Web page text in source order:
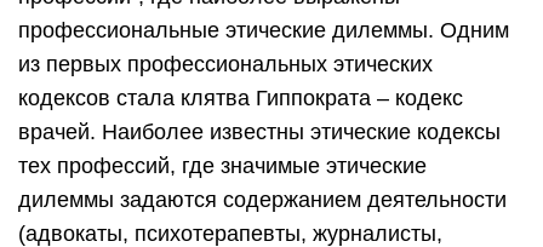
профессиональные этические дилеммы. Одним
из первых профессиональных этических
кодексов стала клятва Гиппократа – кодекс
врачей. Наиболее известны этические кодексы
тех профессий, где значимые этические
дилеммы задаются содержанием деятельности
(адвокаты, психотерапевты, журналисты,